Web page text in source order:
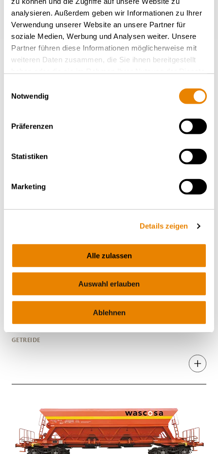
analysieren. Außerdem geben wir Informationen zu Ihrer
Verwendung unserer Website an unsere Partner für
soziale Medien, Werbung und Analysen weiter. Unsere
Partner führen diese Informationen möglicherweise mit
weiteren Daten zusammen, die Sie ihnen bereitgestellt
Notwendig
Präferenzen
Statistiken
Marketing
Details zeigen
Alle zulassen
Auswahl erlauben
Ablehnen
Gedeckter Schüttgutwagen Tanpps
DÜNGER
Schüttgutwagen Tagnpps 95m³
Getreidewagen mit Schwenkdach, 95m³,
Tagnpps
GETREIDE